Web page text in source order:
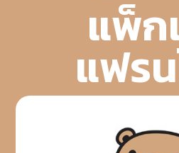
แพ็ก
แฟร